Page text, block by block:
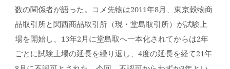
数の関係者が語った。コメ先物は2011年8月、東京穀物商
品取引所と関西商品取引所（現・堂島取引所）が試験上
場を開始し、13年2月に堂島取へ一本化されてからは2年
ごとに試験上場の延長を繰り返し、4度の延長を経て21年